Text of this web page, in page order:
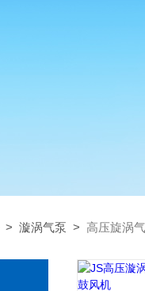
> 漩涡气泵 > 高压旋涡